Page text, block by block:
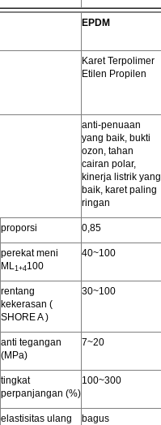
EPDM
Karet Terpolimer
Etilen Propilen
anti-penuaan
yang baik, bukti
ozon, tahan
cairan polar,
kinerja listrik yang
baik, karet paling
ringan
proporsi 0,85
perekat meni
ML1+4100
40~100
rentang
kekerasan (
SHORE A )
30~100
anti tegangan
(MPa)
7~20
tingkat
perpanjangan (%)
100~300
elastisitas ulang bagus